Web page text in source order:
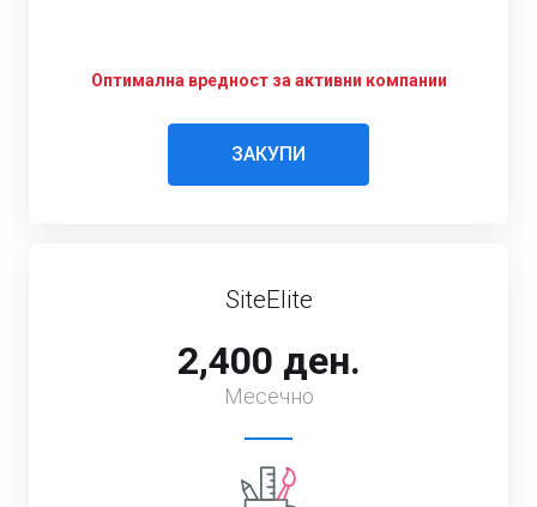
Оптимална вредност за активни компании
ЗАКУПИ
SiteElite
2,400 ден.
Месечно